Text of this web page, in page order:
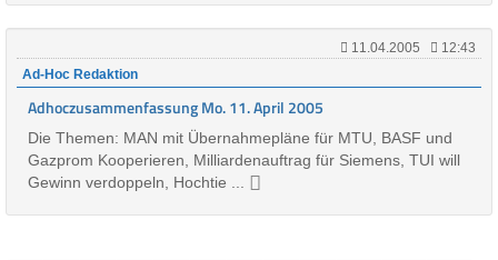
11.04.2005
12:43
Ad-Hoc Redaktion
Adhoczusammenfassung Mo. 11. April 2005
Die Themen: MAN mit Übernahmepläne für MTU, BASF und
Gazprom Kooperieren, Milliardenauftrag für Siemens, TUI will
Gewinn verdoppeln, Hochtie ...